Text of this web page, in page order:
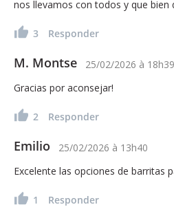
nos llevamos con todos y que bien
3 Responder
M. Montse 25/02/2026 à 18h39
Gracias por aconsejar!
2 Responder
Emilio 25/02/2026 à 13h40
Excelente las opciones de barritas
1 Responder